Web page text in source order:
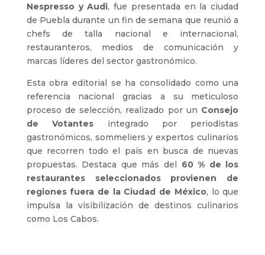
Nespresso y Audi, fue presentada en la ciudad
de Puebla durante un fin de semana que reunió a
chefs de talla nacional e internacional,
restauranteros, medios de comunicación y
marcas líderes del sector gastronómico.
Esta obra editorial se ha consolidado como una
referencia nacional gracias a su meticuloso
proceso de selección, realizado por un Consejo
de Votantes integrado por periodistas
gastronómicos, sommeliers y expertos culinarios
que recorren todo el país en busca de nuevas
propuestas. Destaca que más del 60 % de los
restaurantes seleccionados provienen de
regiones fuera de la Ciudad de México, lo que
impulsa la visibilización de destinos culinarios
como Los Cabos.